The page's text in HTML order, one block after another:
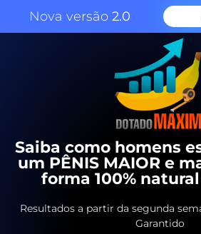
Nova versão 2.0
Saiba como homens
um PÊNIS MAIOR e
forma 100%
Resultados a partir da segunda
Garantido